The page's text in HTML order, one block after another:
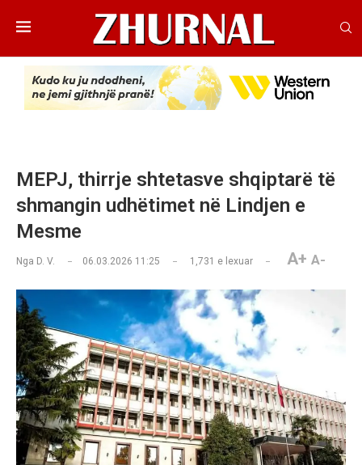
MEPJ, thirrje shtetasve shqiptarë të
shmangin udhëtimet në Lindjen e
Mesme
Nga D. V. 06.03.2026 11:25 1,731 e lexuar A+ A-